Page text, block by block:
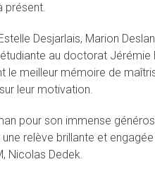
présent.
Desjarlais, Marion
au doctorat
le meilleur mémoire de
leur motivation.
pour son immense
relève brillante et
Nicolas Dedek.